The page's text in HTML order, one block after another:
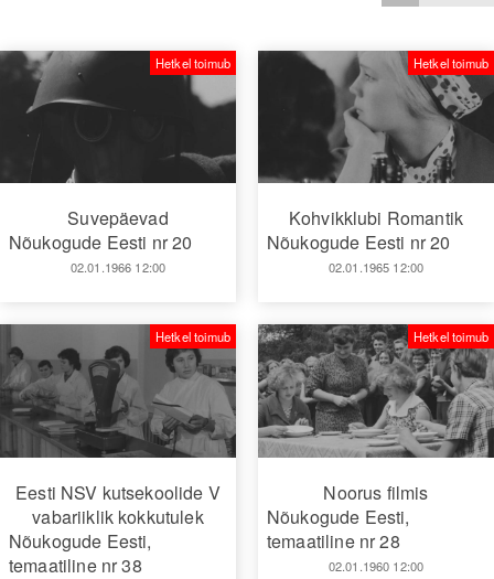
Suvepäevad
Nõukogude Eesti nr 20
02.01.1966 12:00
Hetkel toimub
Kohvikklubi Romantik
Nõukogude Eesti nr 20
02.01.1965 12:00
Hetkel toimub
Eesti NSV kutsekoolide V
vabariiklik kokkutulek
Nõukogude Eesti,
temaatiline nr 38
Hetkel toimub
Noorus filmis
Nõukogude Eesti,
temaatiline nr 28
02.01.1960 12:00
Hetkel toimub